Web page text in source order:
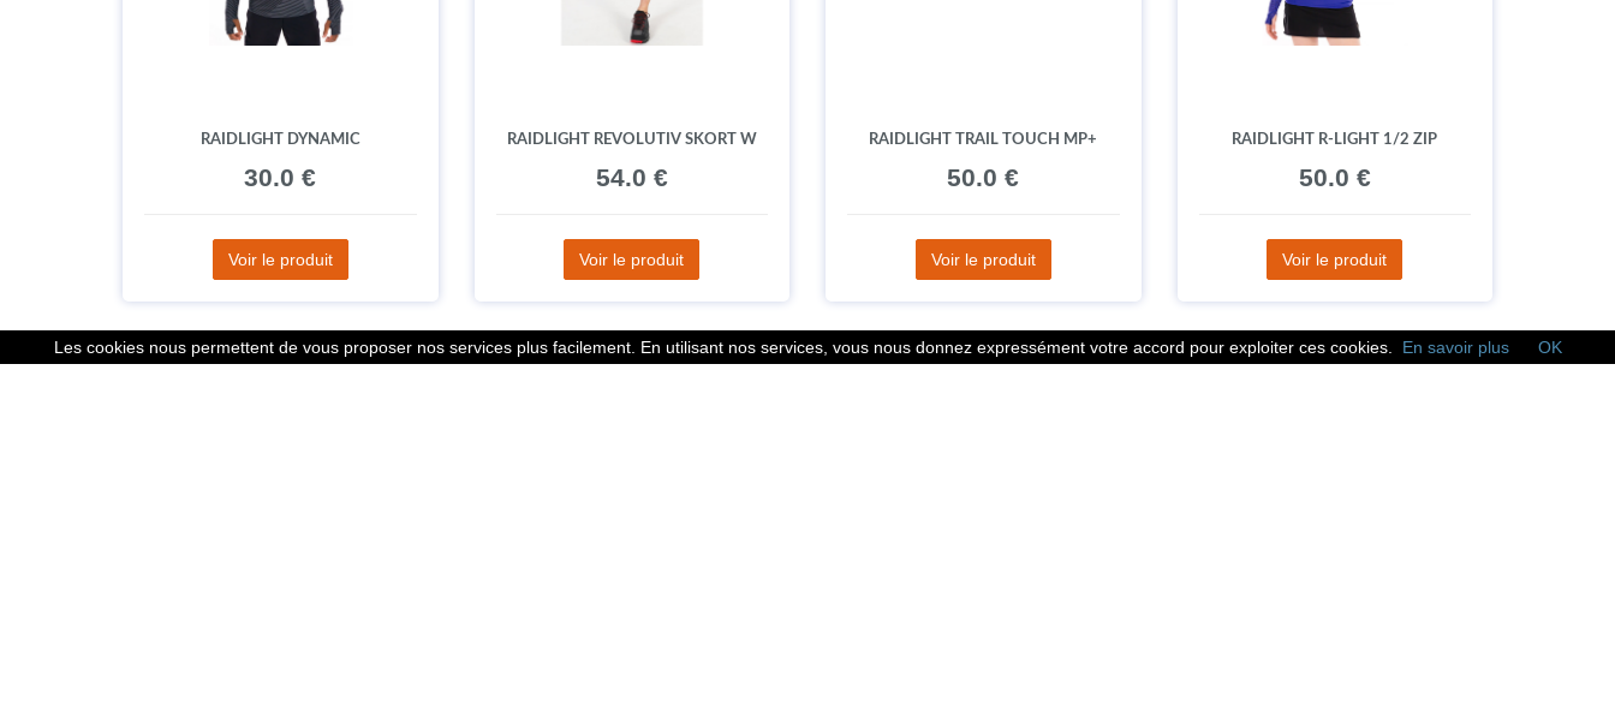
RAIDLIGHT DYNAMIC
30.0 €
Voir le produit
RAIDLIGHT REVOLUTIV SKORT W
54.0 €
Voir le produit
RAIDLIGHT TRAIL TOUCH MP+
50.0 €
Voir le produit
RAIDLIGHT R-LIGHT 1/2 ZIP
50.0 €
Voir le produit
Les cookies nous permettent de vous proposer nos services plus facilement. En utilisant nos services, vous nous donnez expressément votre accord pour exploiter ces cookies. En savoir plus OK